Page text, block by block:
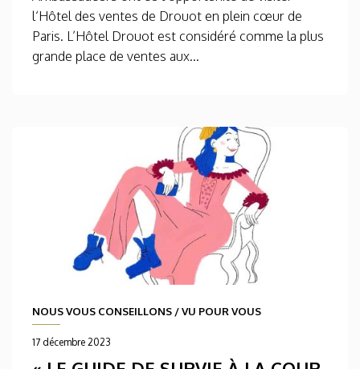
l‘Hôtel des ventes de Drouot en plein cœur de
Paris. L’Hôtel Drouot est considéré comme la plus
grande place de ventes aux...
NOUS VOUS CONSEILLONS /VU POUR VOUS
17 décembre 2023